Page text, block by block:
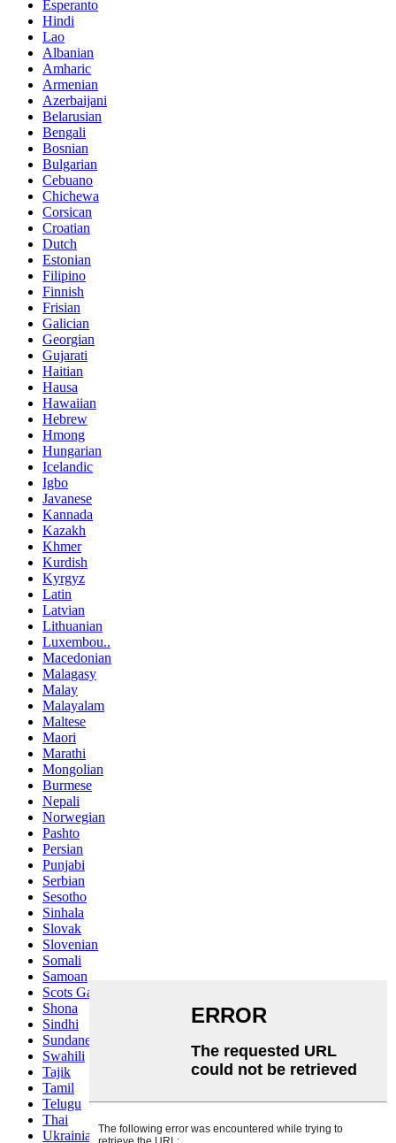
Esperanto
Hindi
Lao
Albanian
Amharic
Armenian
Azerbaijani
Belarusian
Bengali
Bosnian
Bulgarian
Cebuano
Chichewa
Corsican
Croatian
Dutch
Estonian
Filipino
Finnish
Frisian
Galician
Georgian
Gujarati
Haitian
Hausa
Hawaiian
Hebrew
Hmong
Hungarian
Icelandic
Igbo
Javanese
Kannada
Kazakh
Khmer
Kurdish
Kyrgyz
Latin
Latvian
Lithuanian
Luxembou..
Macedonian
Malagasy
Malay
Malayalam
Maltese
Maori
Marathi
Mongolian
Burmese
Nepali
Norwegian
Pashto
Persian
Punjabi
Serbian
Sesotho
Sinhala
Slovak
Slovenian
Somali
Samoan
Scots Gaelic
Shona
Sindhi
Sundanese
Swahili
Tajik
Tamil
Telugu
Thai
Ukrainian